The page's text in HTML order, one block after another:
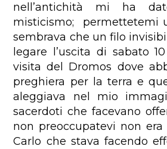
nell’antichità mi ha
misticismo; permettetemi
sembrava che un filo
legare l’uscita di sabato
visita del Dromos dove
preghiera per la terra e
aleggiava nel mio
sacerdoti che facevano
non preoccupatevi non
Carlo che stava facendo